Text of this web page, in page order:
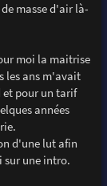
masse d'air là-
moi la maitrise
les ans m'avait
pour un tarif
années
d'une lut afin
sur une intro.